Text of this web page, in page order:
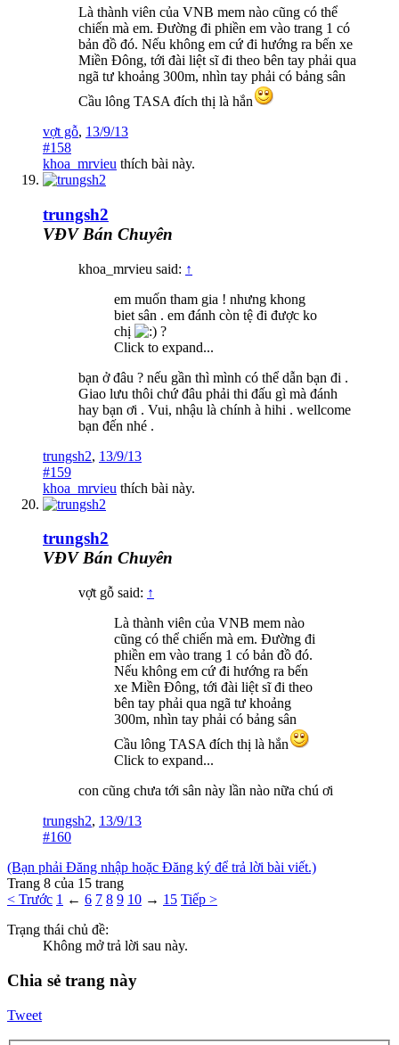
Là thành viên của VNB mem nào cũng có thể
chiến mà em. Đường đi phiền em vào trang 1 có
bản đồ đó. Nếu không em cứ đi hướng ra bến xe
Miền Đông, tới đài liệt sĩ đi theo bên tay phải qua
ngã tư khoảng 300m, nhìn tay phải có bảng sân
Cầu lông TASA đích thị là hắn
vợt gỗ, 13/9/13
#158
khoa_mrvieu thích bài này.
trungsh2
VĐV Bán Chuyên
khoa_mrvieu said: ↑
em muốn tham gia ! nhưng khong
biet sân . em đánh còn tệ đi được ko
chị
?
Click to expand...
bạn ở đâu ? nếu gần thì mình có thể dẫn bạn đi .
Giao lưu thôi chứ đâu phải thi đấu gì mà đánh
hay bạn ơi . Vui, nhậu là chính à hihi . wellcome
bạn đến nhé .
trungsh2, 13/9/13
#159
khoa_mrvieu thích bài này.
trungsh2
VĐV Bán Chuyên
vợt gỗ said: ↑
Là thành viên của VNB mem nào
cũng có thể chiến mà em. Đường đi
phiền em vào trang 1 có bản đồ đó.
Nếu không em cứ đi hướng ra bến
xe Miền Đông, tới đài liệt sĩ đi theo
bên tay phải qua ngã tư khoảng
300m, nhìn tay phải có bảng sân
Cầu lông TASA đích thị là hắn
Click to expand...
con cũng chưa tới sân này lần nào nữa chú ơi
trungsh2, 13/9/13
#160
(Bạn phải Đăng nhập hoặc Đăng ký để trả lời bài viết.)
Trang 8 của 15 trang
< Trước 1 ← 6 7 8 9 10 → 15 Tiếp >
Trạng thái chủ đề:
Không mở trả lời sau này.
Chia sẻ trang này
Tweet